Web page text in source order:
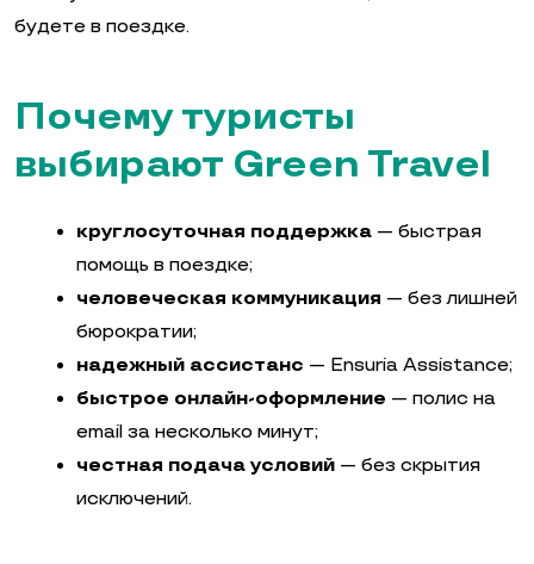
будете в поездке.
Почему туристы
выбирают Green Travel
круглосуточная поддержка — быстрая
помощь в поездке;
человеческая коммуникация — без лишней
бюрократии;
надежный ассистанс — Ensuria Assistance;
быстрое онлайн-оформление — полис на
email за несколько минут;
честная подача условий — без скрытия
исключений.